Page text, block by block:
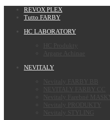
REVOX PLEX
Tutto FARBY
HC LABORATORY
HC Produkty
Argane Achinae
NEVITALY
Nevitaly FARBY BB
NEVITALY FARBY CC
Nevitaly Farebné MASKY
Nevitaly PRODUKTY
Nevitaly STYLING